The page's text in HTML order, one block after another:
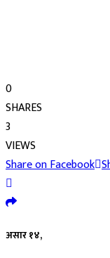
0
SHARES
3
VIEWS
Share on Facebook
असार १४,